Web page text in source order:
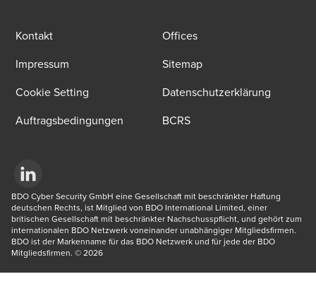
Kontakt
Offices
Impressum
Sitemap
Cookie Setting
Datenschutzerklärung
Auftragsbedingungen
BCRS
Opens in a new window/tab
BDO Cyber Security GmbH eine Gesellschaft mit beschränkter Haftung
deutschen Rechts, ist Mitglied von BDO International Limited, einer
britischen Gesellschaft mit beschränkter Nachschusspflicht, und gehört zum
internationalen BDO Netzwerk voneinander unabhängiger Mitgliedsfirmen.
BDO ist der Markenname für das BDO Netzwerk und für jede der BDO
Mitgliedsfirmen. © 2026